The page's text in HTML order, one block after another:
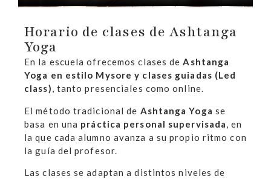
Horario de clases de Ashtanga
Yoga
En la escuela ofrecemos clases deAshtanga
Yoga en estilo Mysore y clases guiadas (Led
class), tanto presenciales como online.
El método tradicional de Ashtanga Yoga se
basa en una práctica personal supervisada, en
la que cada alumno avanza a su propio ritmo con
la guía del profesor.
Las clases se adaptan a distintos niveles de